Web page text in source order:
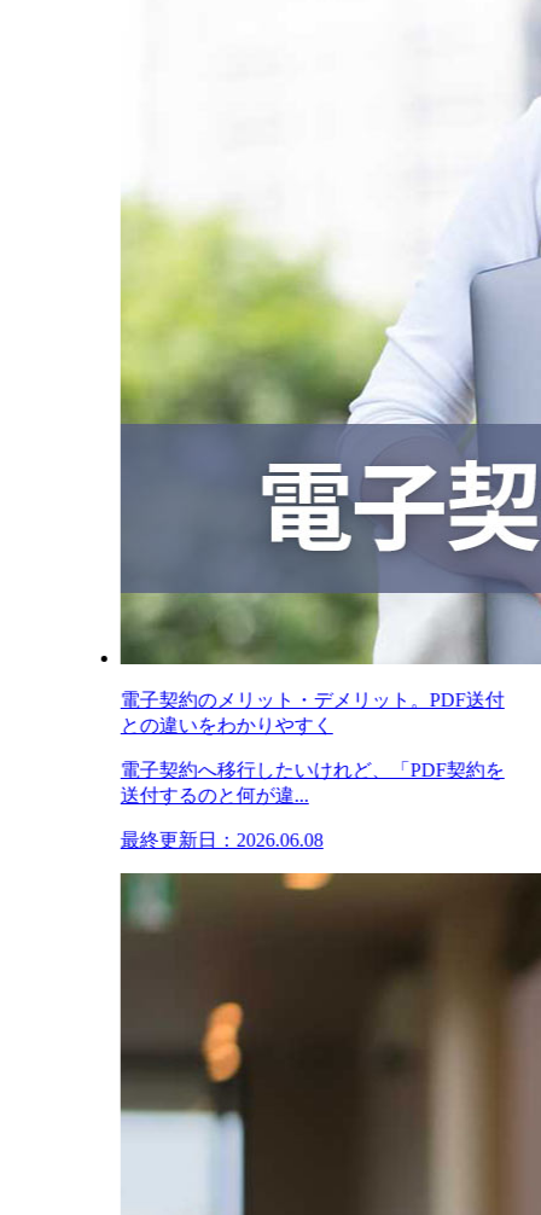
電子契約のメリット・デメリット。PDF送付
との違いをわかりやすく
電子契約へ移行したいけれど、「PDF契約を
送付するのと何が違...
最終更新日：2026.06.08